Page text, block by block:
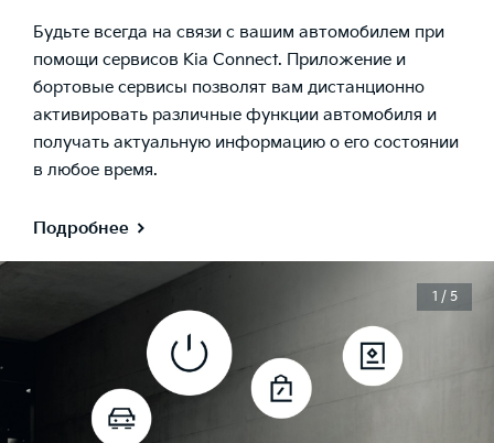
Будьте всегда на связи с вашим автомобилем при
помощи сервисов Kia Connect. Приложение и
бортовые сервисы позволят вам дистанционно
активировать различные функции автомобиля и
получать актуальную информацию о его состоянии
в любое время.
Подробнее
1 / 5